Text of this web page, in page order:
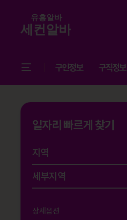
구인정보 구직정보
일자리 빠르게 찾기
상세옵션